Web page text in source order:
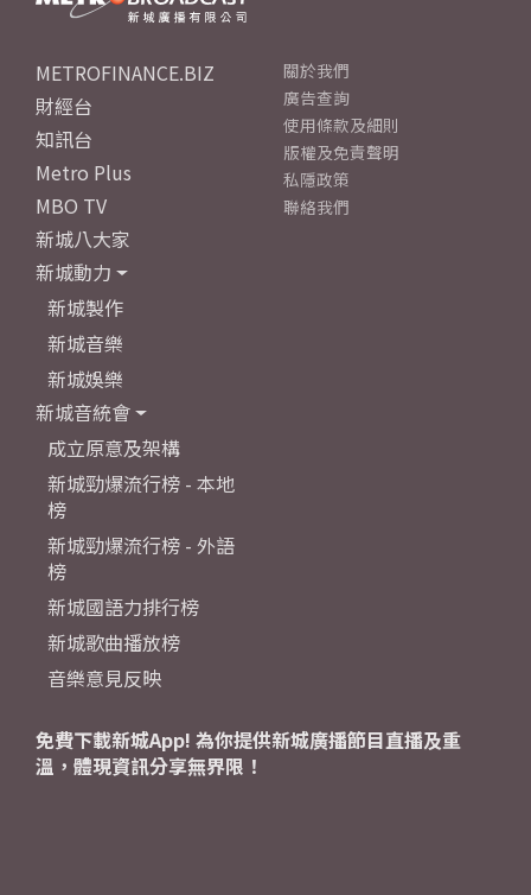
METROFINANCE.BIZ
財經台
知訊台
Metro Plus
MBO TV
新城八大家
新城動力
新城製作
新城音樂
新城娛樂
新城音統會
成立原意及架構
新城勁爆流行榜 - 本地
榜
新城勁爆流行榜 - 外語
榜
新城國語力排行榜
新城歌曲播放榜
音樂意見反映
關於我們
廣告查詢
使用條款及細則
版權及免責聲明
私隱政策
聯絡我們
免費下載新城App! 為你提供新城廣播節目直播及重
溫，體現資訊分享無界限！